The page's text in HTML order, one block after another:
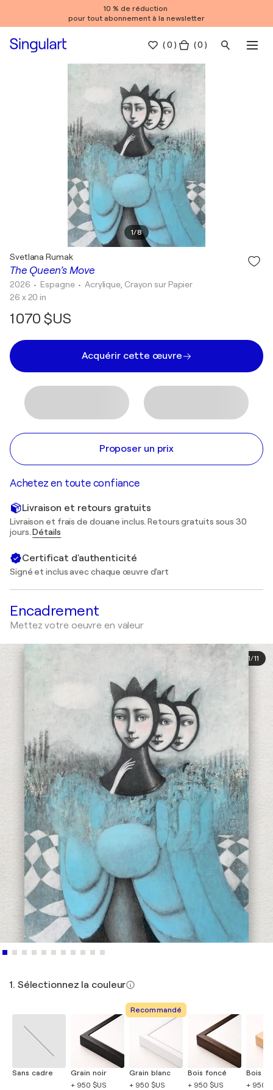
10 % de réduction
pour tout abonnement à la newsletter
(0 ) ( 0 )
1/8
The Queen’s Move
Svetlana Rumak
2026 • Espagne • Acrylique, Crayon sur Papier
26 x 20 in
1 070 $US
Acquérir cette œuvre
Proposer un prix
Achetez en toute confiance
Livraison et retours gratuits
Livraison et frais de douane inclus. Retours gratuits sous 30
jours.Détails
Certificat d'authenticité
Signé et inclus avec chaque œuvre d'art
Encadrement
Mettez votre oeuvre en valeur
1/11
1. Sélectionnez la couleur
Sans cadre
Grain noir
+ 950 $US
Recommandé
Grain blanc
+ 950 $US
Bois foncé
+ 950 $US
Bois
+ 950